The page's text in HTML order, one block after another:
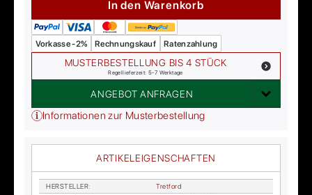
In den Warenkorb
Vorkasse -2% Rechnungskauf Ratenzahlung
MUSTERBESTELLUNG BIS 4 STÜCK
Regellieferzeit: 5-7 Werktage
ANGEBOT ANFRAGEN
Informationen zur Musterbestellung
ARTIKELEIGENSCHAFTEN
HER­STEL­LER:
Tret­ford